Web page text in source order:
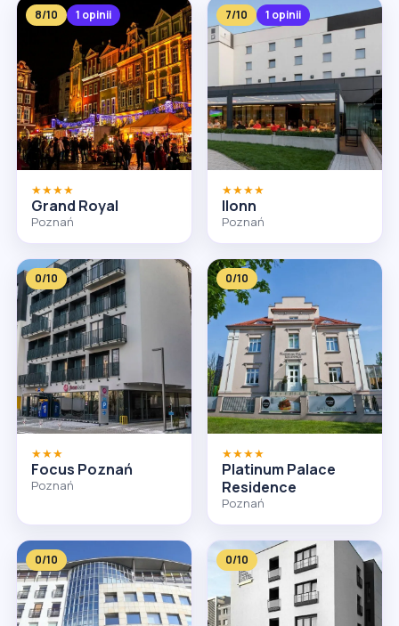
8/10 1 opinii
★★★★
Grand Royal
Poznań
7/10 1 opinii
★★★★
Ilonn
Poznań
0/10
★★★
Focus Poznań
Poznań
0/10
★★★★
Platinum Palace
Residence
Poznań
0/10 0/10